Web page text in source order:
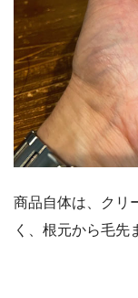
商品自体は、クリ
く、根元から毛先